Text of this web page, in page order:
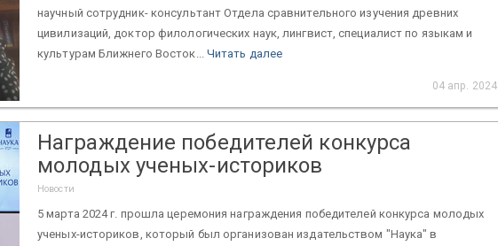
научный сотрудник- консультант Отдела сравнительного изучения древних
цивилизаций, доктор филологических наук, лингвист, специалист по языкам и
культурам Ближнего Восток... Читать далее
04 апр. 2024
Награждение победителей конкурса
молодых ученых-историков
Новости
5 марта 2024 г. прошла церемония награждения победителей конкурса молодых
ученых-историков, который был организован издательством "Наука" в